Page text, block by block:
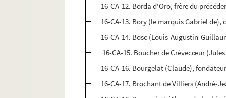
16-CA-12. Borda d'Oro, frère du
16-CA-13. Bory (le marquis Gabriel de),
16-CA-14. Bosc (Louis-Augustin-
16-CA-15. Boucher de Crèvecœur
16-CA-16. Bourgelat (Claude),
16-CA-17. Brochant de Villiers (André-